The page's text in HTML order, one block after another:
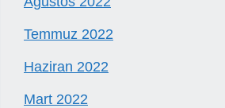
Temmuz 2022
Haziran 2022
Mart 2022